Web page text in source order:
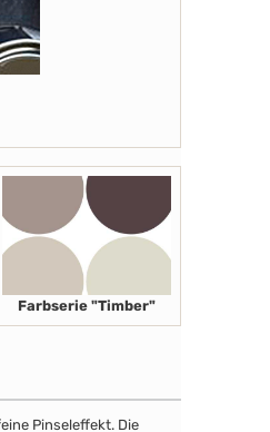
Farbserie "Timber"
Pinseleffekt. Die